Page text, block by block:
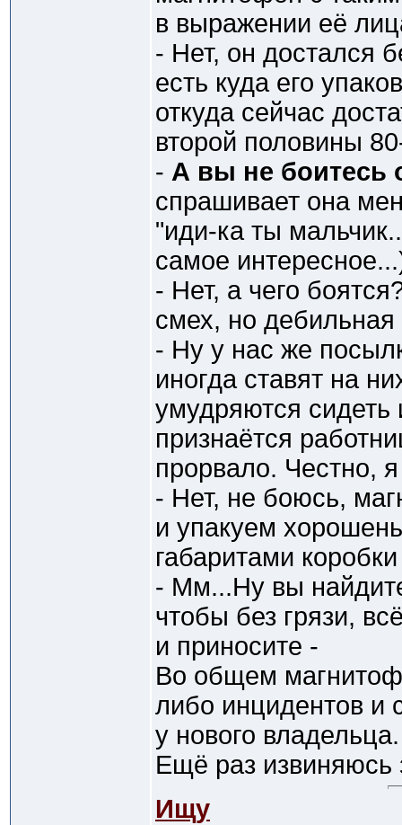
в выражении её
- Нет, он достался
есть куда его
откуда сейчас
второй половины
- А вы не боитесь
спрашивает она
"иди-ка ты
самое
- Нет, а чего
смех, но
- Ну у нас же
иногда ставят на
умудряются сидеть
признаётся
прорвало. Честно,
- Нет, не боюсь,
и упакуем
габаритами
- Мм...Ну вы
чтобы без грязи,
и приносите -
Во общем
либо инцидентов и
у нового владельца.
Ещё раз
Ищу